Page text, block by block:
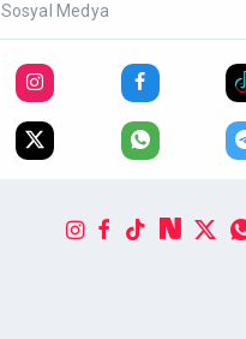
Sosyal Medya